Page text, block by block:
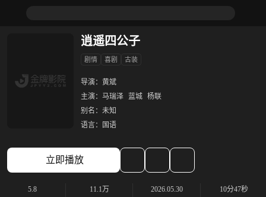
逍遥四公子
剧情 喜剧 古装
导演： 黄斌
主演： 马瑞泽 蓝城 杨联
别名： 未知
语言：
国语
立即播放
5.8
11.1万
2026.05.30
10分47秒